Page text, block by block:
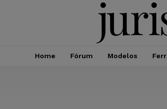
Home Fórum Modelos